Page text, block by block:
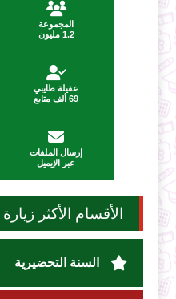
المجموعة
1.2 مليون
عقيلة طايبي
69 ألف متابع
إرسال الملفات
عبر الإيميل
الأقسام الأكثر زيارة
السنة التحضيرية